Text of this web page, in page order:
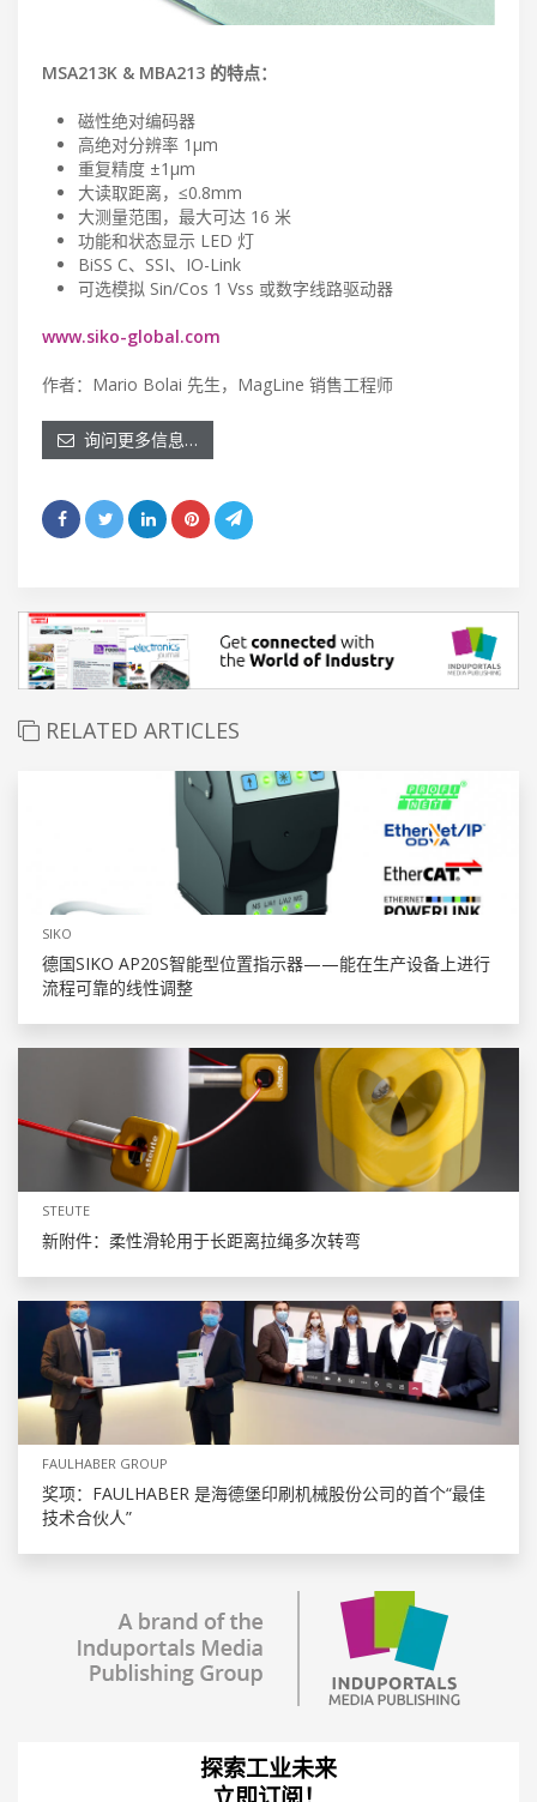
MSA213K & MBA213 的特点：
磁性绝对编码器
高绝对分辨率 1µm
重复精度 ±1μm
大读取距离，≤0.8mm
大测量范围，最大可达 16 米
功能和状态显示 LED 灯
BiSS C、SSI、IO-Link
可选模拟 Sin/Cos 1 Vss 或数字线路驱动器
www.siko-global.com
作者：Mario Bolai 先生，MagLine 销售工程师
询问更多信息…
RELATED ARTICLES
SIKO
德国SIKO AP20S智能型位置指示器——能在生产设备上进行
流程可靠的线性调整
STEUTE
新附件：柔性滑轮用于长距离拉绳多次转弯
FAULHABER GROUP
奖项：FAULHABER 是海德堡印刷机械股份公司的首个“最佳
技术合伙人”
探索工业未来